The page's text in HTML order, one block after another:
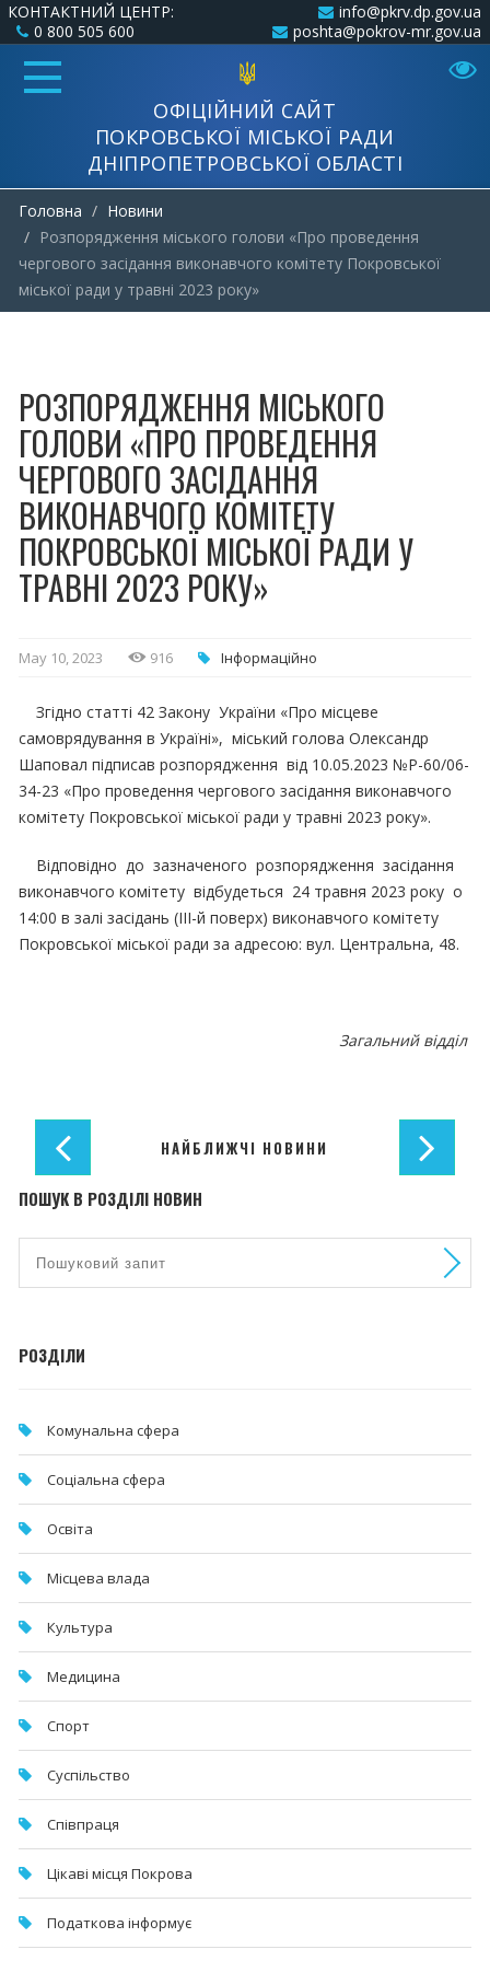
КОНТАКТНИЙ ЦЕНТР:
0 800 505 600
info@pkrv.dp.gov.ua
poshta@pokrov-mr.gov.ua
ОФІЦІЙНИЙ САЙТ
ПОКРОВСЬКОЇ МІСЬКОЇ РАДИ
ДНІПРОПЕТРОВСЬКОЇ ОБЛАСТІ
Головна
Новини
Розпорядження міського голови «Про проведення
чергового засідання виконавчого комітету Покровської
міської ради у травні 2023 року»
РОЗПОРЯДЖЕННЯ МІСЬКОГО
ГОЛОВИ «ПРО ПРОВЕДЕННЯ
ЧЕРГОВОГО ЗАСІДАННЯ
ВИКОНАВЧОГО КОМІТЕТУ
ПОКРОВСЬКОЇ МІСЬКОЇ РАДИ У
ТРАВНІ 2023 РОКУ»
May 10, 2023 916 Інформаційно
Згідно статті 42 Закону України «Про місцеве
самоврядування в Україні», міський голова Олександр
Шаповал підписав розпорядження від 10.05.2023 №Р-60/06-
34-23 «Про проведення чергового засідання виконавчого
комітету Покровської міської ради у травні 2023 року».
Відповідно до зазначеного розпорядження засідання
виконавчого комітету відбудеться 24 травня 2023 року о
14:00 в залі засідань (ІІІ-й поверх) виконавчого комітету
Покровської міської ради за адресою: вул. Центральна, 48.
Загальний відділ
НАЙБЛИЖЧІ НОВИНИ
ПОШУК В РОЗДІЛІ НОВИН
РОЗДІЛИ
Комунальна cфера
Соціальна сфера
Освіта
Місцева влада
Культура
Медицина
Спорт
Суспільство
Співпраця
Цікаві місця Покрова
Податкова інформує